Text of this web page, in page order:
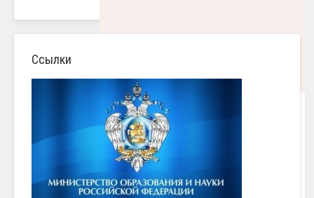
Есть предложения по организации учебного
процесса или знаете, как сделать школу
Ссылки